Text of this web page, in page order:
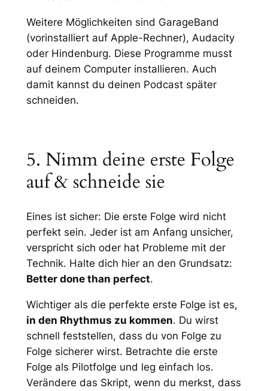
Weitere Möglichkeiten sind GarageBand
(vorinstalliert auf Apple-Rechner), Audacity
oder Hindenburg. Diese Programme musst
auf deinem Computer installieren. Auch
damit kannst du deinen Podcast später
schneiden.
5. Nimm deine erste Folge
auf & schneide sie
Eines ist sicher: Die erste Folge wird nicht
perfekt sein. Jeder ist am Anfang unsicher,
verspricht sich oder hat Probleme mit der
Technik. Halte dich hier an den Grundsatz:
Better done than perfect.
Wichtiger als die perfekte erste Folge ist es,
in den Rhythmus zu kommen. Du wirst
schnell feststellen, dass du von Folge zu
Folge sicherer wirst. Betrachte die erste
Folge als Pilotfolge und leg einfach los.
Verändere das Skript, wenn du merkst, dass